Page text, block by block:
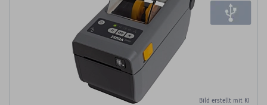
Bild erstellt mit KI